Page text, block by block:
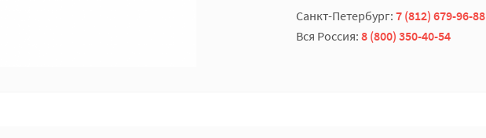
Санкт-Петербург: 7 (812) 679-96-88
Вся Россия: 8 (800) 350-40-54